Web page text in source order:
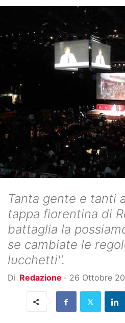
Tanta gente e tanti
tappa fiorentina di
battaglia la
se cambiate le
lucchetti''.
Di Redazione - 26 Ottobre